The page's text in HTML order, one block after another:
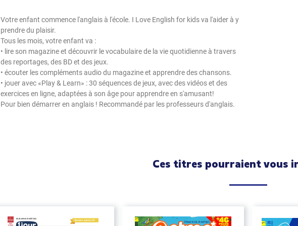
Votre enfant commence l'anglais à l'école. I Love English for kids va l'aider à y
prendre du plaisir.
Tous les mois, votre enfant va :
• lire son magazine et découvrir le vocabulaire de la vie quotidienne à travers
des reportages, des BD et des jeux.
• écouter les compléments audio du magazine et apprendre des chansons.
• jouer avec «Play & Learn» : 30 séquences de jeux, avec des vidéos et des
exercices en ligne, adaptées à son âge pour apprendre en s'amusant!
Pour bien démarrer en anglais ! Recommandé par les professeurs d'anglais.
Ces titres pourraient vous